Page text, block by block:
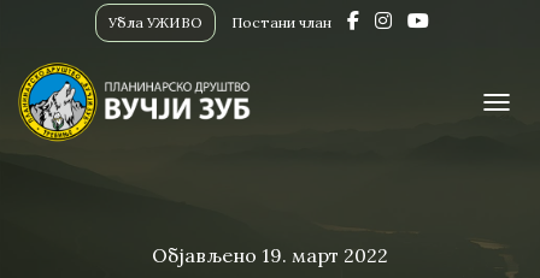
Убла УЖИВО Постани члан
Објављено 19. март 2022